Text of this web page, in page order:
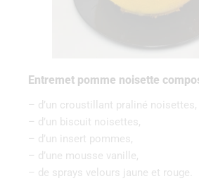
Entremet pomme noisette
– d’un croustillant praliné noisettes,
– d’un biscuit noisettes,
– d’un insert pommes,
– d’une mousse vanille,
– de sprays velours jaune et rouge.